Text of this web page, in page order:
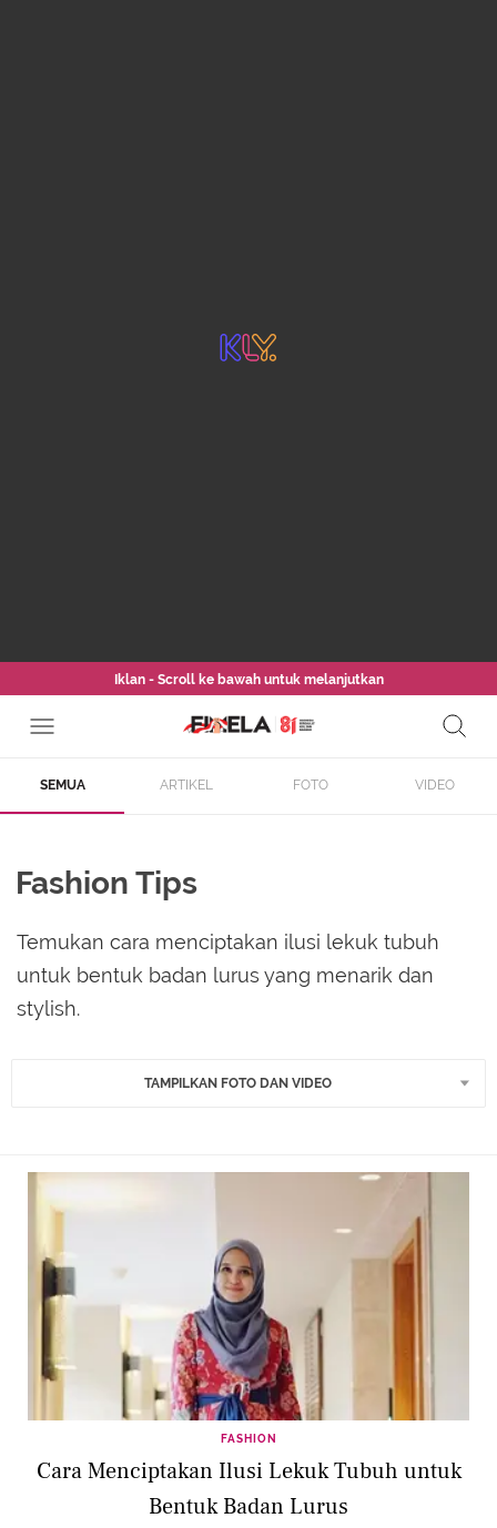
Iklan - Scroll ke bawah untuk melanjutkan
SEMUA ARTIKEL FOTO VIDEO
Fashion Tips
Temukan cara menciptakan ilusi lekuk tubuh
untuk bentuk badan lurus yang menarik dan
stylish.
TAMPILKAN FOTO DAN VIDEO
FASHION
Cara Menciptakan Ilusi Lekuk Tubuh untuk
Bentuk Badan Lurus